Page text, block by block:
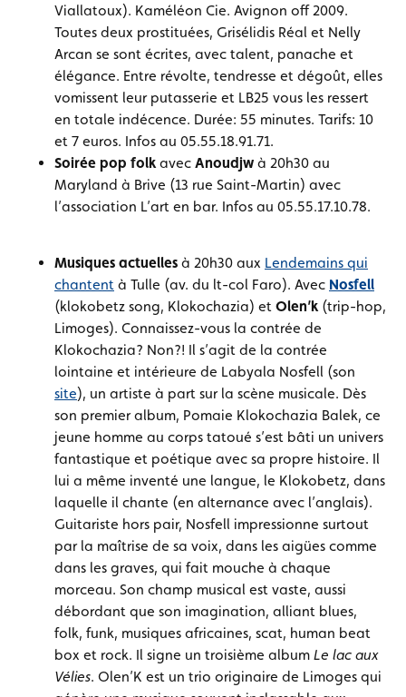
Viallatoux). Kaméléon Cie. Avignon off 2009.
Toutes deux prostituées, Grisélidis Réal et Nelly
Arcan se sont écrites, avec talent, panache et
élégance. Entre révolte, tendresse et dégoût, elles
vomissent leur putasserie et LB25 vous les ressert
en totale indécence. Durée: 55 minutes. Tarifs: 10
et 7 euros. Infos au 05.55.18.91.71.
Soirée pop folk avec Anoudjw à 20h30 au
Maryland à Brive (13 rue Saint-Martin) avec
l’association L’art en bar. Infos au 05.55.17.10.78.
Musiques actuelles à 20h30 aux Lendemains qui
chantent à Tulle (av. du lt-col Faro). Avec Nosfell
(klokobetz song, Klokochazia) et Olen’k(trip-hop,
Limoges). Connaissez-vous la contrée de
Klokochazia? Non?! Il s’agit de la contrée
lointaine et intérieure de Labyala Nosfell (son
site), un artiste à part sur la scène musicale. Dès
son premier album, Pomaie Klokochazia Balek, ce
jeune homme au corps tatoué s’est bâti un univers
fantastique et poétique avec sa propre histoire. Il
lui a même inventé une langue, le Klokobetz, dans
laquelle il chante (en alternance avec l’anglais).
Guitariste hors pair, Nosfell impressionne surtout
par la maîtrise de sa voix, dans les aigües comme
dans les graves, qui fait mouche à chaque
morceau. Son champ musical est vaste, aussi
débordant que son imagination, alliant blues,
folk, funk, musiques africaines, scat, human beat
box et rock. Il signe un troisième album Le lac aux
Vélies. Olen’K est un trio originaire de Limoges qui